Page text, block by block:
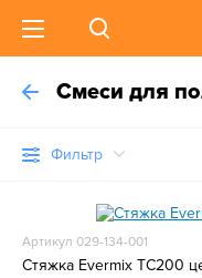
Смеси для
Фильтр
Артикул 029-134-001
Стяжка Evermix TC200